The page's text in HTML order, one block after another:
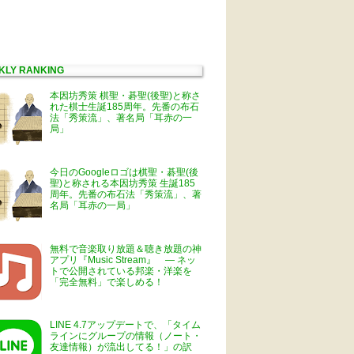
RANKING
本因坊秀策 棋聖・碁聖(後聖)と称さ
れた棋士生誕185周年。先番の布石
法「秀策流」、著名局「耳赤の一
局」
今日のGoogleロゴは棋聖・碁聖(後
聖)と称される本因坊秀策 生誕185
周年。先番の布石法「秀策流」、著
名局「耳赤の一局」
無料で音楽取り放題＆聴き放題の神
アプリ『Music Stream』 ― ネッ
トで公開されている邦楽・洋楽を
「完全無料」で楽しめる！
LINE 4.7アップデートで、「タイム
ラインにグループの情報（ノート・
友達情報）が流出してる！」の訳